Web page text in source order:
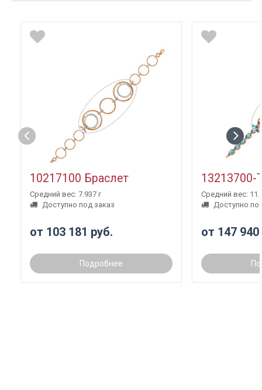
10217100 Браслет
Средний вес: 7.937 г
Доступно под заказ
от 103 181 руб.
Подробнее
13213700-
Средний вес:
Доступно
от 147 940